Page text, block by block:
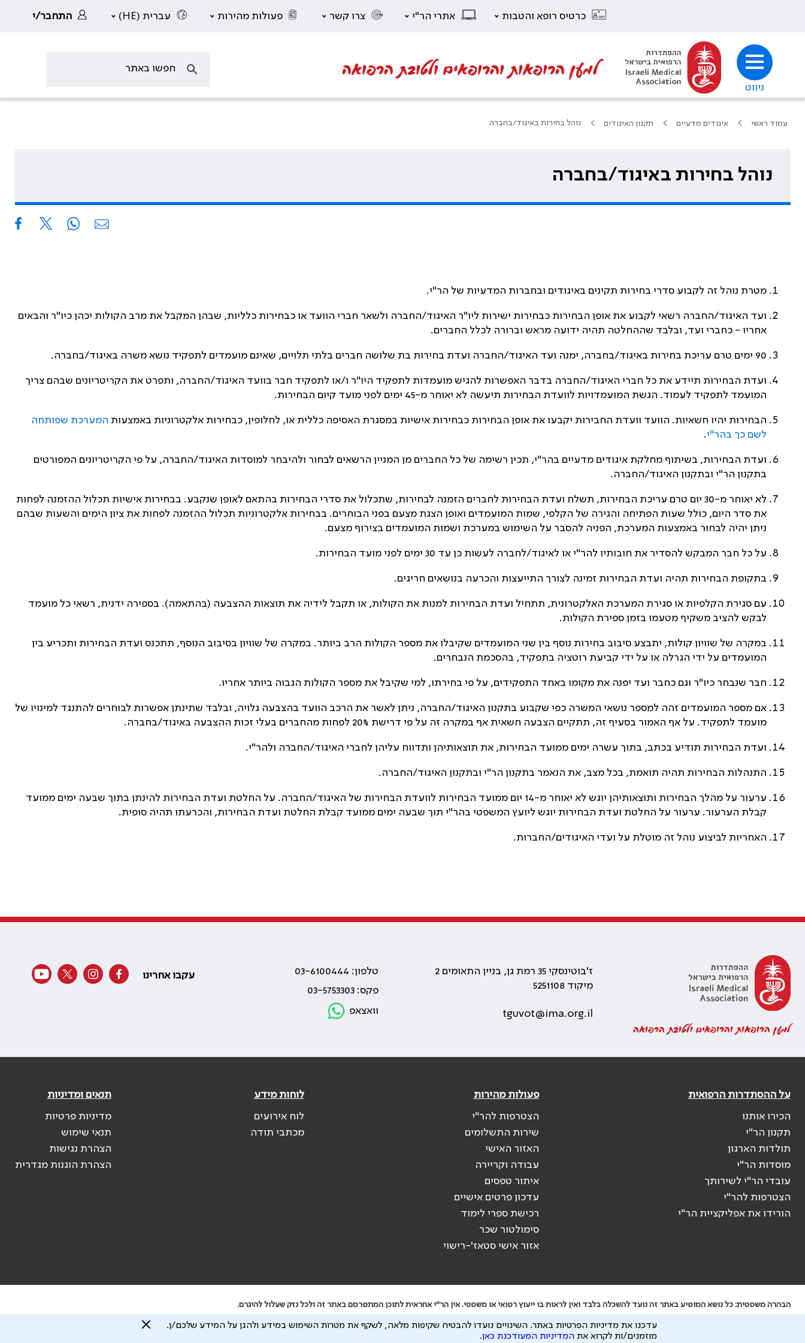
כרטיס רופא והטבות אתרי הר"י צרו קשר פעולות מהירות עברית (HE) התחבר/י
ניווט
למען הרופאות והרופאים ולטובת הרפואה
עמוד ראשי איגודים מדעיים תקנון האיגודים נוהל בחירות באיגוד/בחברה
נוהל בחירות באיגוד/בחברה
מטרת נוהל זה לקבוע סדרי בחירות תקינים באיגודים ובחברות המדעיות של הר"י.
ועד האיגוד/החברה רשאי לקבוע את אופן הבחירות כבחירות ישירות ליו"ר האיגוד/החברה ולשאר חברי הוועד או כבחירות כלליות, שבהן המקבל את מרב הקולות יכהן כיו"ר והבאים
אחריו - כחברי ועד, ובלבד שההחלטה תהיה ידועה מראש וברורה לכלל החברים.
90 ימים טרם עריכת בחירות באיגוד/בחברה, ימנה ועד האיגוד/החברה ועדת בחירות בת שלושה חברים בלתי תלויים, שאינם מועמדים לתפקיד נושא משרה באיגוד/בחברה.
ועדת הבחירות תיידע את כל חברי האיגוד/החברה בדבר האפשרות להגיש מועמדות לתפקיד היו"ר ו/או לתפקיד חבר בוועד האיגוד/החברה, ותפרט את הקריטריונים שבהם צריך
המועמד לתפקיד לעמוד. הגשת המועמדויות לוועדת הבחירות תיעשה לא יאוחר מ-45 ימים לפני מועד קיום הבחירות.
הבחירות יהיו חשאיות. הוועד וועדת החבירות יקבעו את אופן הבחירות כבחירות אישיות במסגרת האסיפה כללית או, לחלופין, כבחירות אלקטרוניות באמצעות המערכת שפותחה
לשם כך בהר"י.
ועדת הבחירות, בשיתוף מחלקת איגודים מדעיים בהר"י, תכין רשימה של כל החברים מן המניין הרשאים לבחור ולהיבחר למוסדות האיגוד/החברה, על פי הקריטריונים המפורטים
בתקנון הר"י ובתקנון האיגוד/החברה.
לא יאוחר מ-30 יום טרם עריכת הבחירות, תשלח ועדת הבחירות לחברים הזמנה לבחירות, שתכלול את סדרי הבחירות בהתאם לאופן שנקבע. בבחירות אישיות תכלול ההזמנה לפחות
את סדר היום, כולל שעות הפתיחה והגירה של הקלפי, שמות המועמדים ואופן הצגת מצעם בפני הבוחרים. בבחירות אלקטרוניות תכלול ההזמנה לפחות את ציון הימים והשעות שבהם
ניתן יהיה לבחור באמצעות המערכת, הפניה להסבר על השימוש במערכת ושמות המועמדים בצירוף מצעם.
על כל חבר המבקש להסדיר את חובותיו להר"י או לאיגוד/לחברה לעשות כן עד 30 ימים לפני מועד הבחירות.
בתקופת הבחירות תהיה ועדת הבחירות זמינה לצורך התייעצות והכרעה בנושאים חריגים.
עם סגירת הקלפיות או סגירת המערכת האלקטרונית, תתחיל ועדת הבחירות למנות את הקולות, או תקבל לידיה את תוצאות ההצבעה (בהתאמה). בספירה ידנית, רשאי כל מועמד
לבקש להציב משקיף מטעמו בזמן ספירת הקולות.
במקרה של שוויון קולות, יתבצע סיבוב בחירות נוסף בין שני המועמדים שקיבלו את מספר הקולות הרב ביותר. במקרה של שוויון בסיבוב הנוסף, תתכנס ועדת הבחירות ותכריע בין
המועמדים על ידי הגרלה או על ידי קביעת רוטציה בתפקיד, בהסכמת הנבחרים.
חבר שנבחר כיו"ר וגם כחבר ועד יפנה את מקומו באחד התפקידים, על פי בחירתו, למי שקיבל את מספר הקולות הגבוה ביותר אחריו.
אם מספר המועמדים זהה למספר נושאי המשרה כפי שקבוע בתקנון האיגוד/החברה, ניתן לאשר את הרכב הוועד בהצבעה גלויה, ובלבד שתינתן אפשרות לבוחרים להתנגד למינויו של
מועמד לתפקיד. על אף האמור בסעיף זה, תתקיים הצבעה חשאית אף במקרה זה על פי דרישת 20% לפחות מהחברים בעלי זכות ההצבעה באיגוד/בחברה.
ועדת הבחירות תודיע בכתב, בתוך עשרה ימים ממועד הבחירות, את תוצאותיהן ותדווח עליהן לחברי האיגוד/החברה ולהר"י.
התנהלות הבחירות תהיה תואמת, בכל מצב, את הנאמר בתקנון הר"י ובתקנון האיגוד/החברה.
ערעור על מהלך הבחירות ותוצאותיהן יוגש לא יאוחר מ-14 יום ממועד הבחירות לוועדת הבחירות של האיגוד/החברה. על החלטת ועדת הבחירות להינתן בתוך שבעה ימים ממועד
קבלת הערעור. ערעור על החלטת ועדת הבחירות יוגש ליועץ המשפטי בהר"י תוך שבעה ימים ממועד קבלת החלטת ועדת הבחירות, והכרעתו תהיה סופית.
האחריות לביצוע נוהל זה מוטלת על ועדי האיגודים/החברות.
למען הרופאות והרופאים ולטובת הרפואה
ז'בוטינסקי 35 רמת גן, בניין התאומים 2
מיקוד 5251108
tguvot@ima.org.il
טלפון: 03-6100444
פקס: 03-5753303
וואצאפ
עקבו אחרינו
על ההסתדרות הרפואית
הכירו אותנו
תקנון הר"י
תולדות הארגון
מוסדות הר"י
עובדי הר"י לשירותך
הצטרפות להר"י
הורידו את אפליקציית הר"י
פעולות מהירות
הצטרפות להר"י
שירות התשלומים
האזור האישי
עבודה וקריירה
איתור טפסים
עדכון פרטים אישיים
רכישת ספרי לימוד
סימולטור שכר
אזור אישי סטאז'-רישוי
לוחות מידע
לוח אירועים
מכתבי תודה
תנאים ומדיניות
מדיניות פרטיות
תנאי שימוש
הצהרת נגישות
הצהרת הוגנות מגדרית
הבהרה משפטית: כל נושא המופיע באתר זה נועד להשכלה בלבד ואין לראות בו ייעוץ רפואי או משפטי. אין הר"י אחראית לתוכן המתפרסם באתר זה ולכל נזק שעלול להיגרם.
ידוע לי שהר"י אוספת ושומרת מידע אישי לצורך מתן השרות וכי חלק ממנו עשוי להיות מועבר לצדדים שלישיים, הכל בכפוף ל
מדיניות הפרטיות
כל הזכויות על המידע באתר שייכות להסתדרות הרפואית בישראל.
עדכנו את מדיניות הפרטיות באתר. השינויים נועדו להבטיח שקיפות מלאה, לשקף את מטרות השימוש במידע ולהגן על המידע שלכם/ן.
מוזמנים/ות לקרוא את המדיניות המעודכנת כאן.